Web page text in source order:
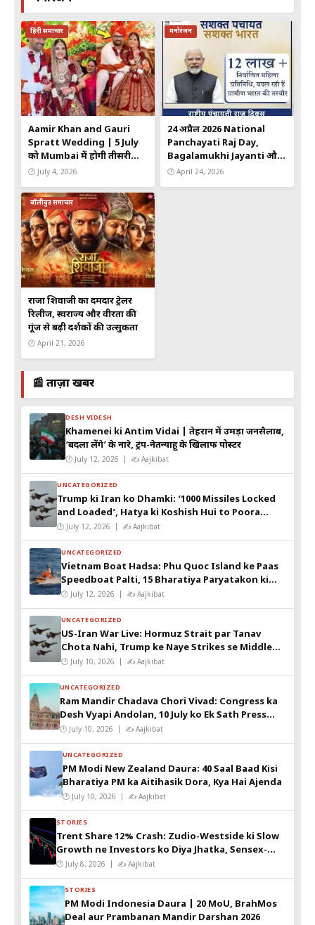
हिंदी समाचार
Aamir Khan and Gauri
Spratt Wedding | 5 July
को Mumbai में होगी तीसरी
शादी, जानें पूरी Details
🕐 July 4, 2026
मनोरंजन
24 अप्रैल 2026 National
Panchayati Raj Day,
Bagalamukhi Jayanti और
दुर्गाष्टमी व्रत का विशेष संयोग
🕐 April 24, 2026
बॉलीवुड समाचार
राजा शिवाजी का दमदार ट्रेलर
रिलीज, स्वराज्य और वीरता की
गूंज से बढ़ी दर्शकों की उत्सुकता
🕐 April 21, 2026
📰 ताज़ा खबरें
DESH VIDESH
Khamenei ki Antim Vidai | तेहरान में उमड़ा जनसैलाब,
‘बदला लेंगे’ के नारे, ट्रंप-नेतन्याहू के खिलाफ पोस्टर
🕐 July 12, 2026 | ✍️ Aajkibat
UNCATEGORIZED
Trump ki Iran ko Dhamki: ‘1000 Missiles Locked
and Loaded’, Hatya ki Koshish Hui to Poora
Desh Tabah Kar Denge
🕐 July 12, 2026 | ✍️ Aajkibat
UNCATEGORIZED
Vietnam Boat Hadsa: Phu Quoc Island ke Paas
Speedboat Palti, 15 Bharatiya Paryatakon ki
Maut
🕐 July 12, 2026 | ✍️ Aajkibat
UNCATEGORIZED
US-Iran War Live: Hormuz Strait par Tanav
Chota Nahi, Trump ke Naye Strikes se Middle
East Alert
🕐 July 10, 2026 | ✍️ Aajkibat
UNCATEGORIZED
Ram Mandir Chadava Chori Vivad: Congress ka
Desh Vyapi Andolan, 10 July ko Ek Sath Press
Conference
🕐 July 10, 2026 | ✍️ Aajkibat
UNCATEGORIZED
PM Modi New Zealand Daura: 40 Saal Baad Kisi
Bharatiya PM ka Aitihasik Dora, Kya Hai Ajenda
🕐 July 10, 2026 | ✍️ Aajkibat
STORIES
Trent Share 12% Crash: Zudio-Westside ki Slow
Growth ne Investors ko Diya Jhatka, Sensex-
Nifty pe Kya Padega Asar?
🕐 July 8, 2026 | ✍️ Aajkibat
STORIES
PM Modi Indonesia Daura | 20 MoU, BrahMos
Deal aur Prambanan Mandir Darshan 2026